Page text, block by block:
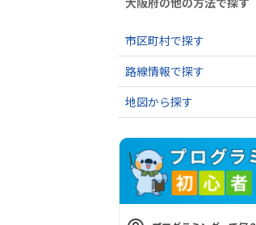
市区町村で探す
路線情報で探す
地図から探す